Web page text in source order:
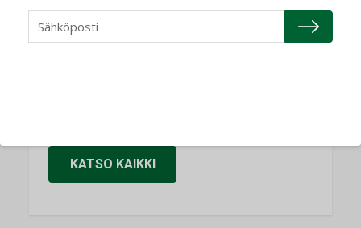
NIMITYKSET
Granlund Oy
KATSO KAIKKI